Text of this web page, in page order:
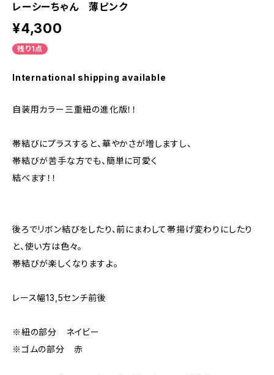
レーシーちゃん 薄ピンク
¥4,300
残り1点
International shipping available
自装用カラー三重紐の進化版！！
帯結びにプラスすると、華やかさが増しますし、
帯結びが苦手な方でも、簡単に可愛く
結べます！！
後ろでリボン結びをしたり、前にまわして帯揚げ変わりにしたり
と、使い方は色々。
帯結びが楽しくなりますよ。
レース幅13,5センチ前後
※紐の部分 ネイビー
※ゴムの部分 赤